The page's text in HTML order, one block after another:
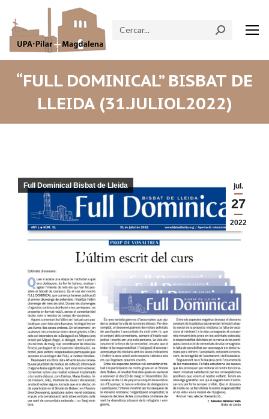
Search:
“FULL DOMINICAL” BISBAT DE
LLEIDA (31.JULIOL2022)
jul.
27
2022
Full Dominical Bisbat de Lleida